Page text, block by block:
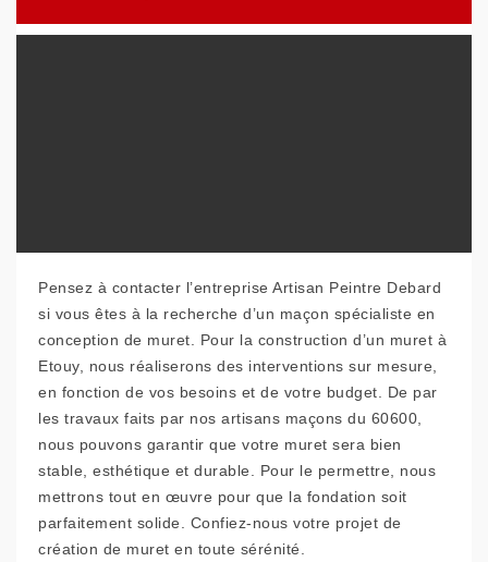
Pensez à contacter l’entreprise Artisan Peintre Debard
si vous êtes à la recherche d’un maçon spécialiste en
conception de muret. Pour la construction d’un muret à
Etouy, nous réaliserons des interventions sur mesure,
en fonction de vos besoins et de votre budget. De par
les travaux faits par nos artisans maçons du 60600,
nous pouvons garantir que votre muret sera bien
stable, esthétique et durable. Pour le permettre, nous
mettrons tout en œuvre pour que la fondation soit
parfaitement solide. Confiez-nous votre projet de
création de muret en toute sérénité.